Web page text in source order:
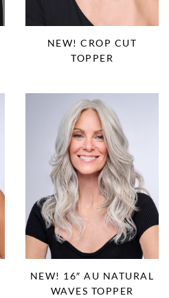
NEW! CROP CUT
TOPPER
NEW! 16″ AU NATURAL
WAVES TOPPER